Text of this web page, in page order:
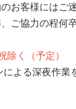
お客様にはご
ご協力の程何
除く（予定）
よる深夜作業